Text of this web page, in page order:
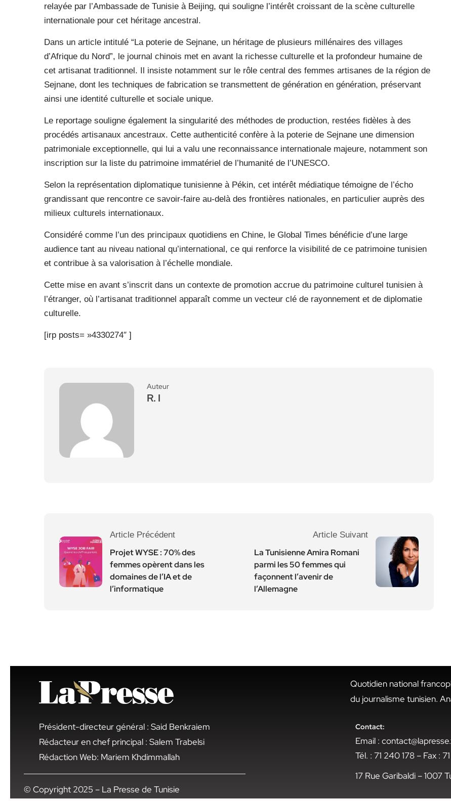
relayée par l’Ambassade de Tunisie à Beijing, qui souligne l’intérêt croissant de la scène culturelle
internationale pour cet héritage ancestral.
Dans un article intitulé “La poterie de Sejnane, un héritage de plusieurs millénaires des villages
d’Afrique du Nord”, le journal chinois met en avant la richesse culturelle et la profondeur humaine de
cet artisanat traditionnel. Il insiste notamment sur le rôle central des femmes artisanes de la région de
Sejnane, dont les techniques de fabrication se transmettent de génération en génération, préservant
ainsi une identité culturelle et sociale unique.
Le reportage souligne également la singularité des méthodes de production, restées fidèles à des
procédés artisanaux ancestraux. Cette authenticité confère à la poterie de Sejnane une dimension
patrimoniale exceptionnelle, qui lui a valu une reconnaissance internationale majeure, notamment son
inscription sur la liste du patrimoine immatériel de l’humanité de l’UNESCO.
Selon la représentation diplomatique tunisienne à Pékin, cet intérêt médiatique témoigne de l’écho
grandissant que rencontre ce savoir-faire au-delà des frontières nationales, en particulier auprès des
milieux culturels internationaux.
Considéré comme l’un des principaux quotidiens en Chine, le Global Times bénéficie d’une large
audience tant au niveau national qu’international, ce qui renforce la visibilité de ce patrimoine tunisien
et contribue à sa valorisation à l’échelle mondiale.
Cette mise en avant s’inscrit dans un contexte de promotion accrue du patrimoine culturel tunisien à
l’étranger, où l’artisanat traditionnel apparaît comme un vecteur clé de rayonnement et de diplomatie
culturelle.
[irp posts= »4330274″ ]
Auteur
R. I
Article Précédent
Projet WYSE : 70% des
femmes opèrent dans les
domaines de l’IA et de
l’informatique
Article Suivant
La Tunisienne Amira Romani
parmi les 50 femmes qui
façonnent l’avenir de
l’Allemagne
Président-directeur général : Said Benkraiem
Rédacteur en chef principal : Salem Trabelsi
Rédaction Web: Mariem Khdimmallah
© Copyright 2025 – La Presse de Tunisie
Quotidien national
du journalisme tunisien.
Contact:
Email :
Tél. : 71 240 178 – Fax :
17 Rue Garibaldi – 1007